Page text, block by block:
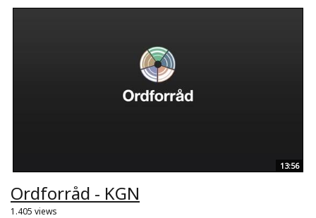
13:56
Ordforråd - KGN
1.405 views